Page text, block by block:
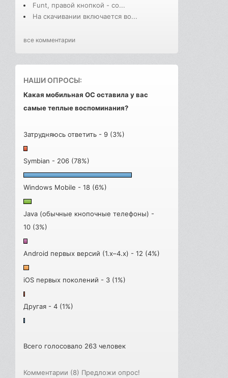
Funt, правой кнопкой - со...
На скачивании включается во...
все комментарии
НАШИ ОПРОСЫ:
Какая мобильная ОС оставила у вас
самые теплые воспоминания?
Затрудняюсь ответить - 9 (3%)
Symbian - 206 (78%)
Windows Mobile - 18 (6%)
Java (обычные кнопочные телефоны) -
10 (3%)
Android первых версий (1.x–4.x) - 12 (4%)
iOS первых поколений - 3 (1%)
Другая - 4 (1%)
Всего голосовало 263 человек
Комментарии (8) Предложи опрос!